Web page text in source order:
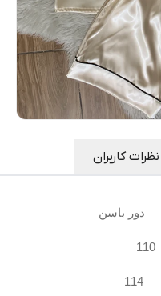
نظرات کاربران
باسن